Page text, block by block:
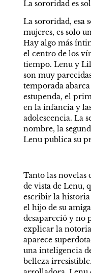
La sororidad es
La sororidad, esa
mujeres, es solo
Hay algo más
el centro de los
tiempo. Lenu y
son muy
temporada
estupenda, el
en la infancia y
adolescencia. La
nombre, la
Lenu publica su
Tanto las novelas
de vista de Lenu,
escribir la historia
el hijo de su
desapareció y no
explicar la
aparece
una inteligencia
belleza